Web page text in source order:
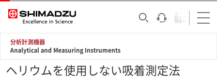
分析計測機器
Analytical and Measuring Instruments
ヘリウムを使用しない吸着測定法